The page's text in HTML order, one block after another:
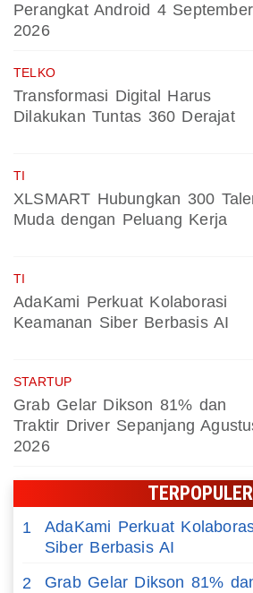
Perangkat Android 4 September
2026
TELKO
Transformasi Digital Harus
Dilakukan Tuntas 360 Derajat
TI
XLSMART Hubungkan 300
Muda dengan Peluang Kerja
TI
AdaKami Perkuat Kolaborasi
Keamanan Siber Berbasis AI
STARTUP
Grab Gelar Dikson 81% dan
Traktir Driver Sepanjang
2026
TERPOPULER
1
AdaKami Perkuat
Siber Berbasis AI
2
Grab Gelar Dikson 81%